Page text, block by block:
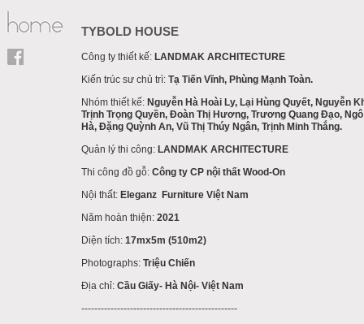
TYBOLD HOUSE
Công ty thiết kế: LANDMAK ARCHITECTURE
Kiến trúc sư chủ trì: Tạ Tiến Vĩnh, Phùng Mạnh Toàn.
Nhóm thiết kế: Nguyễn Hà Hoài Ly, Lại Hùng Quyết, Nguyễn
Trịnh Trọng Quyền, Đoàn Thị Hương, Trương Quang Đạo,
Hà, Đặng Quỳnh An, Vũ Thị Thúy Ngân, Trịnh Minh Thắng.
Quản lý thi công: LANDMAK ARCHITECTURE
Thi công đồ gỗ: Công ty CP nội thất Wood-On
Nội thất: Eleganz Furniture Việt Nam
Năm hoàn thiện: 2021
Diện tích: 17mx5m (510m2)
Photographs: Triệu Chiến
Địa chỉ: Cầu Giấy- Hà Nội- Việt Nam
------------------------------------------------